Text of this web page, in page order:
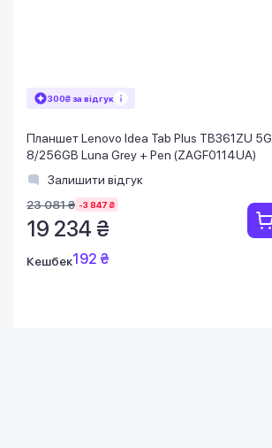
300₴ за відгук
Планшет Lenovo Idea Tab Plus TB361ZU 5G
8/256GB Luna Grey + Pen (ZAGF0114UA)
Залишити відгук
23 081 ₴ -3 847 ₴
19 234 ₴
Кешбек192 ₴